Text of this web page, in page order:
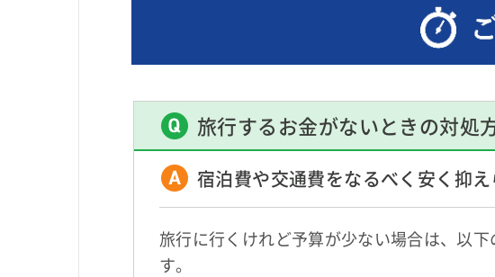
旅行するお金がないときの対処
宿泊費や交通費をなるべく安く抑
旅行に行くけれど予算が少ない場合は、以
す。